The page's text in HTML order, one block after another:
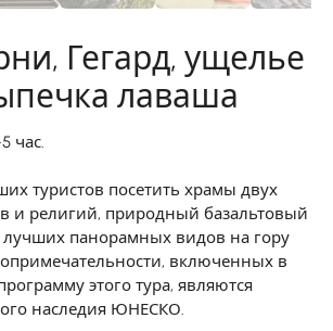
Гегард, ущелье
лаваша
час.
туристов посетить храмы двух
и религий, природный базальтовый
панорамных видов на гору
включенных в
этого тура, являются
наследия ЮНЕСКО.